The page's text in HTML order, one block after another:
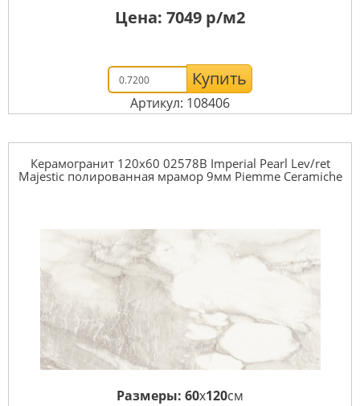
Цена: 7049 р/м2
Купить
Артикул: 108406
Керамогранит 120x60 02578B Imperial Pearl Lev/ret
Majestic полированная мрамор 9мм Piemme Ceramiche
Размеры: 60x120см